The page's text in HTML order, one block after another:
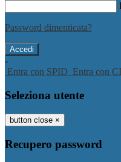
Password dimenticata?
-
Entra con SPID Entra con
Seleziona utente
button close ×
Recupero password